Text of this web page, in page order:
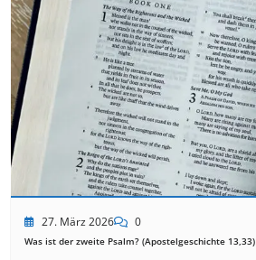
27. März 2026 0
Was ist der zweite Psalm? (Apostelgeschichte 13,33)